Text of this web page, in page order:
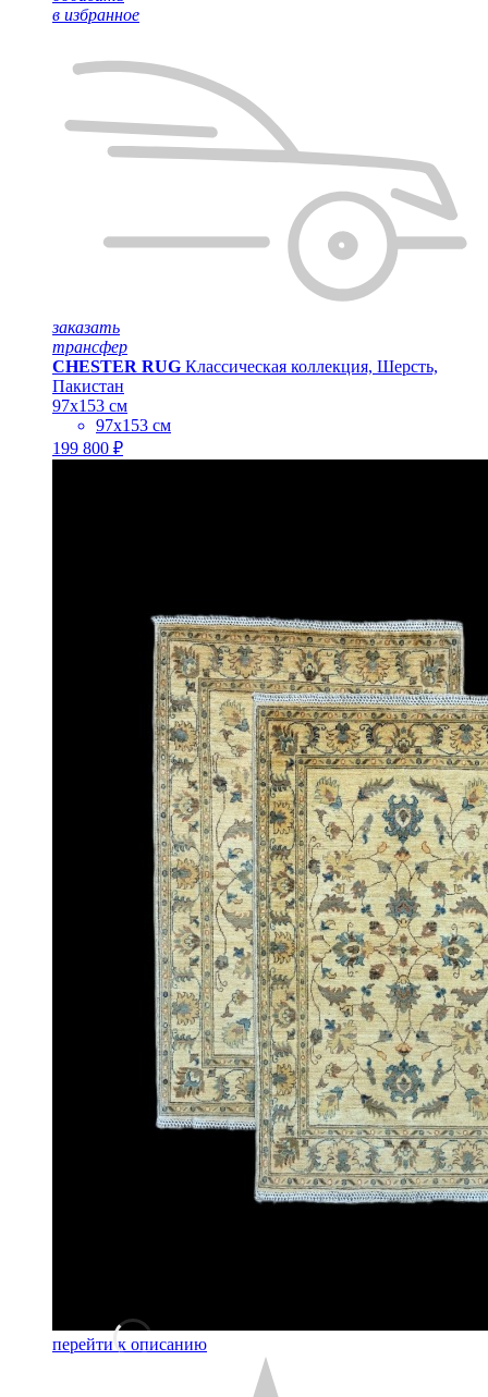
в избранное
заказать
трансфер
CHESTER RUG Классическая коллекция, Шерсть,
Пакистан
97x153 см
97x153 см
199 800 ₽
перейти к описанию